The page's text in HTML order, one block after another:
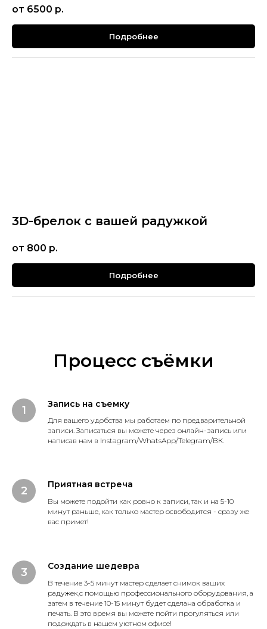
от 6500 р.
Подробнее
3D-брелок с вашей радужкой
от 800 р.
Подробнее
Процесс съёмки
Запись на съемку
Для вашего удобства мы работаем по предварительной
записи. Записаться вы можете через онлайн-запись или
написав нам в Instagram/WhatsApp/Telegram/ВК.
Приятная встреча
Вы можете подойти как ровно к записи, так и на 5-10
минут раньше, как только мастер освободится - сразу же
вас примет!
Создание шедевра
В течение 3-5 минут мастер сделает снимок ваших
радужек,с помощью профессионального оборудования, а
затем в течение 10-15 минут будет сделана обработка и
печать. В это время вы можете пойти прогуляться или
подождать в нашем уютном офисе!